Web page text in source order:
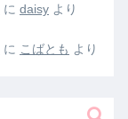
に daisy より
に こばとも より